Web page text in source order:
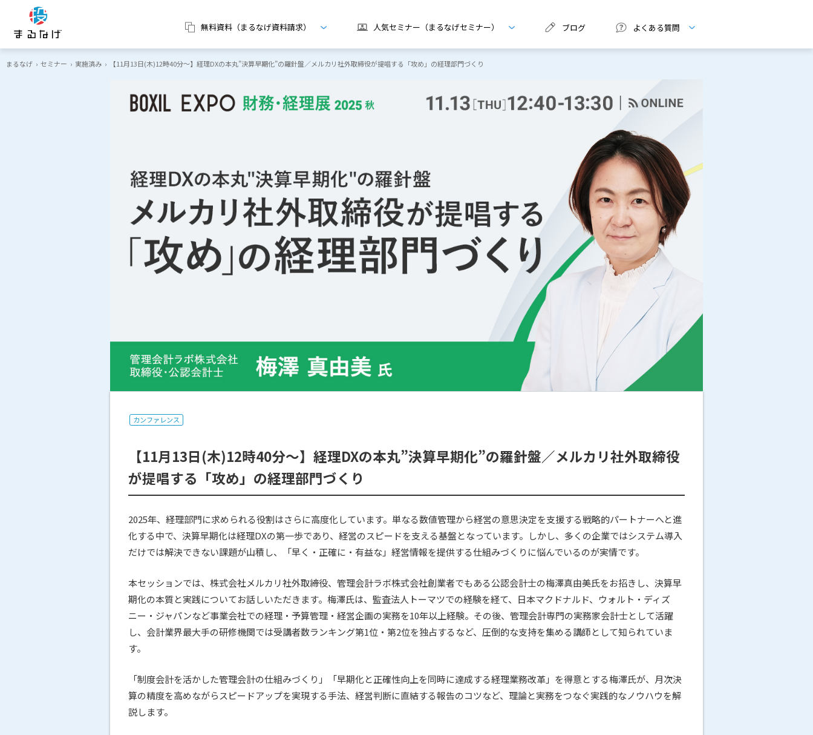
無料資料（まるなげ資料請求） 人気セミナー（まるなげセミナー） ブログ よくある質問
まるなげ › セミナー › 実施済み › 【11月13日(木)12時40分～】経理DXの本丸”決算早期化”の羅針盤／メルカリ社外取締役が提唱する「攻め」の経理部門づくり
カンファレンス
【11月13日(木)12時40分～】経理DXの本丸”決算早期化”の羅針盤／メルカリ社外取締役
が提唱する「攻め」の経理部門づくり
2025年、経理部門に求められる役割はさらに高度化しています。単なる数値管理から経営の意思決定を支援する戦略的パートナーへと進
化する中で、決算早期化は経理DXの第一歩であり、経営のスピードを支える基盤となっています。しかし、多くの企業ではシステム導入
だけでは解決できない課題が山積し、「早く・正確に・有益な」経営情報を提供する仕組みづくりに悩んでいるのが実情です。
本セッションでは、株式会社メルカリ社外取締役、管理会計ラボ株式会社創業者でもある公認会計士の梅澤真由美氏をお招きし、決算早
期化の本質と実践についてお話しいただきます。梅澤氏は、監査法人トーマツでの経験を経て、日本マクドナルド、ウォルト・ディズ
ニー・ジャパンなど事業会社での経理・予算管理・経営企画の実務を10年以上経験。その後、管理会計専門の実務家会計士として活躍
し、会計業界最大手の研修機関では受講者数ランキング第1位・第2位を独占するなど、圧倒的な支持を集める講師として知られていま
す。
「制度会計を活かした管理会計の仕組みづくり」「早期化と正確性向上を同時に達成する経理業務改革」を得意とする梅澤氏が、月次決
算の精度を高めながらスピードアップを実現する手法、経営判断に直結する報告のコツなど、理論と実務をつなぐ実践的なノウハウを解
説します。